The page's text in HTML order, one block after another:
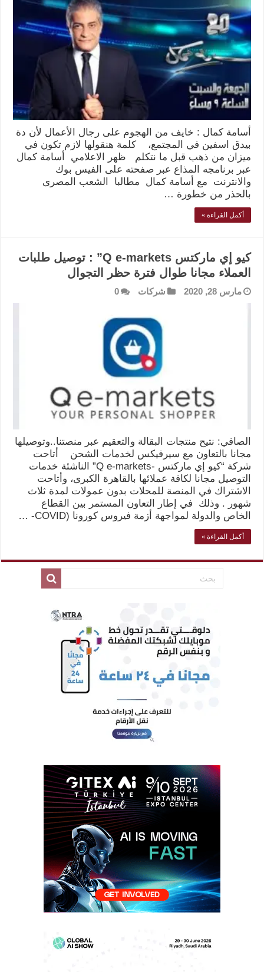
أسامة كمال : خايف من الهجوم على رجال الأعمال لأن دة
بيدق اسفين في المجتمع، كلمة هنقولها لازم تكون في
ميزان من ذهب قبل ما نتكلم ظهر الاعلامي أسامة كمال
عبر برنامجه المذاع عبر صفحته على الفيس بوك
والانترنت مع أسامة كمال مطالبا الشعب المصرى
بالحذر من خطورة …
أكمل القراءة »
كيو إي ماركتس Q e-markets” : توصيل طلبات
العملاء مجانا طوال فترة حظر التجوال
مارس 28, 2020 شركات 0
الصافي: نتيح منتجات البقالة والتعقيم عبر منصتنا..وتوصيلها
مجانا بالتعاون مع سيرفيكس لخدمات الشحن أتاحت
شركة “كيو إي ماركتس -Q e-markets” الناشئة خدمات
التوصيل مجانا لكافة عملائها بالقاهرة الكبرى، وأتاحت
الاشتراك في المنصة للمحلات بدون عمولات لمدة ثلاث
شهور . وذلك في إطار التعاون المستمر بين القطاع
الخاص والدولة لمواجهة أزمة فيروس كورونا (COVID- …
أكمل القراءة »